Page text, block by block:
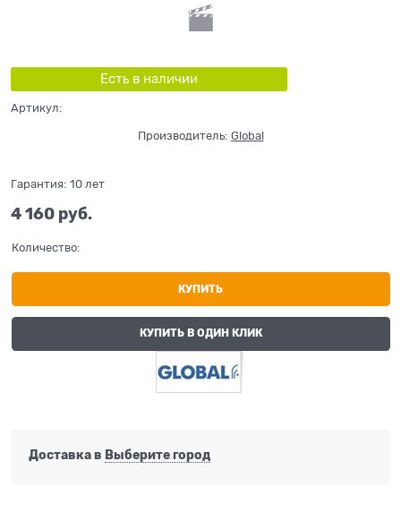
Есть в наличии
Артикул:
Производитель: Global
Гарантия: 10 лет
4 160 руб.
Количество:
КУПИТЬ
КУПИТЬ В ОДИН КЛИК
Доставка в Выберите город